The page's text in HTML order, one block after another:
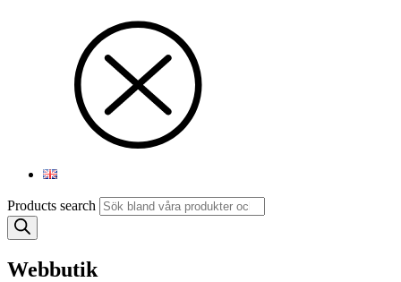
Products search
Webbutik